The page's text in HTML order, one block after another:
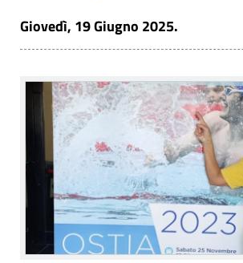
Giovedì, 19 Giugno 2025.